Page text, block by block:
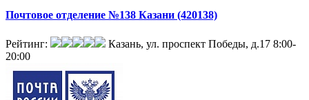
Почтовое отделение №138 Казани (420138)
Рейтинг: Казань, ул. проспект Победы, д.17 8:00-
20:00